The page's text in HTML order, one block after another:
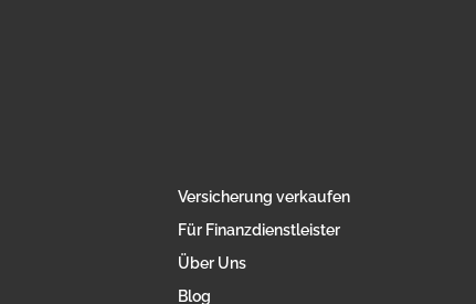
Versicherung verkaufen
Für Finanzdienstleister
Über Uns
Blog